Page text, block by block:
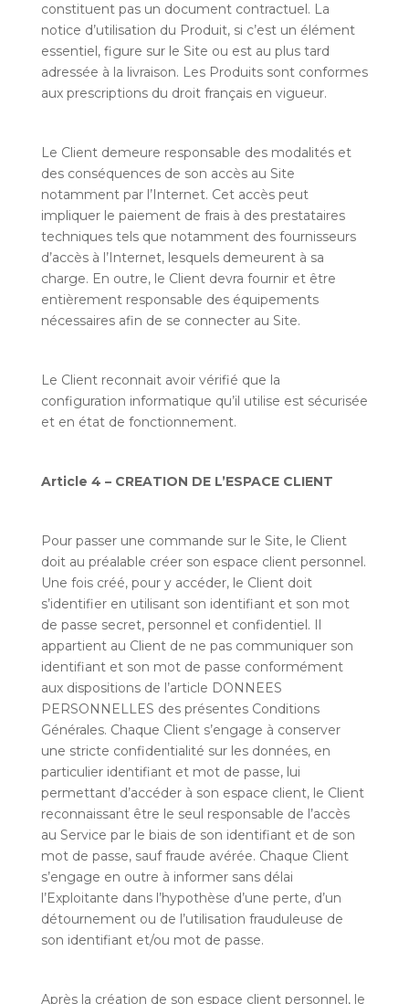
constituent pas un document contractuel. La
notice d’utilisation du Produit, si c’est un élément
essentiel, figure sur le Site ou est au plus tard
adressée à la livraison. Les Produits sont conformes
aux prescriptions du droit français en vigueur.
Le Client demeure responsable des modalités et
des conséquences de son accès au Site
notamment par l’Internet. Cet accès peut
impliquer le paiement de frais à des prestataires
techniques tels que notamment des fournisseurs
d’accès à l’Internet, lesquels demeurent à sa
charge. En outre, le Client devra fournir et être
entièrement responsable des équipements
nécessaires afin de se connecter au Site.
Le Client reconnait avoir vérifié que la
configuration informatique qu’il utilise est sécurisée
et en état de fonctionnement.
Article 4 – CREATION DE L’ESPACE CLIENT
Pour passer une commande sur le Site, le Client
doit au préalable créer son espace client personnel.
Une fois créé, pour y accéder, le Client doit
s’identifier en utilisant son identifiant et son mot
de passe secret, personnel et confidentiel. Il
appartient au Client de ne pas communiquer son
identifiant et son mot de passe conformément
aux dispositions de l’article DONNEES
PERSONNELLES des présentes Conditions
Générales. Chaque Client s’engage à conserver
une stricte confidentialité sur les données, en
particulier identifiant et mot de passe, lui
permettant d’accéder à son espace client, le Client
reconnaissant être le seul responsable de l’accès
au Service par le biais de son identifiant et de son
mot de passe, sauf fraude avérée. Chaque Client
s’engage en outre à informer sans délai
l’Exploitante dans l’hypothèse d’une perte, d’un
détournement ou de l’utilisation frauduleuse de
son identifiant et/ou mot de passe.
Après la création de son espace client personnel, le